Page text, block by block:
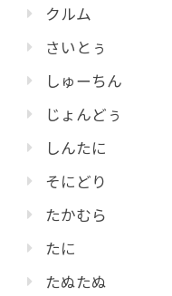
クルム
さいとぅ
しゅーちん
じょんどぅ
しんたに
そにどり
たかむら
たに
たぬたぬ